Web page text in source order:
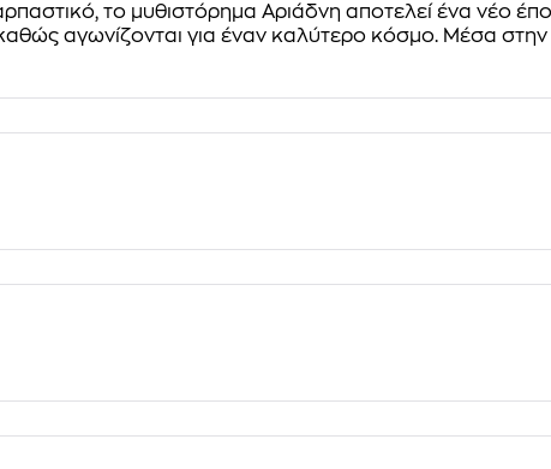
το μυθιστόρημα Αριάδνη αποτελεί ένα νέο
αγωνίζονται για έναν καλύτερο κόσμο. Μέσα